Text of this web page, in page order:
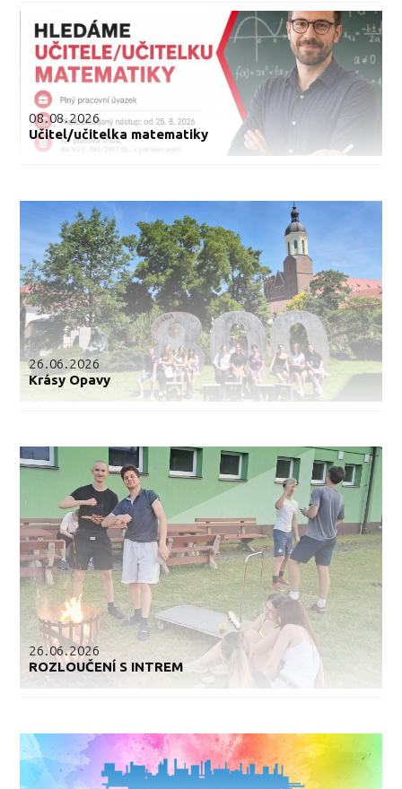
08.08.2026
Učitel/učitelka matematiky
26.06.2026
Krásy Opavy
26.06.2026
ROZLOUČENÍ S INTREM